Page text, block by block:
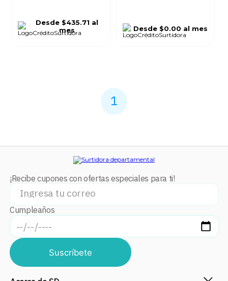
Desde $435.71 al
mes
Desde $0.00 al mes
1
¡Recibe cupones con ofertas especiales para ti!
Cumpleaños
Suscríbete